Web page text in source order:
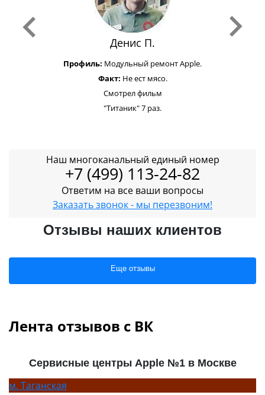
Денис П.
Профиль: Модульный ремонт Apple.
Факт: Не ест мясо.
Смотрел фильм
"Титаник" 7 раз.
Наш многоканальный единый номер
+7 (499) 113-24-82
Ответим на все ваши вопросы
Заказать звонок - мы перезвоним!
Отзывы наших клиентов
Еще отзывы
Лента отзывов с ВК
Сервисные центры Apple №1 в Москве
м. Таганская